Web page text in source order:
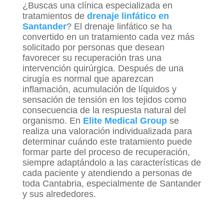
¿Buscas una clínica especializada en
tratamientos de drenaje linfático en
Santander? El drenaje linfático se ha
convertido en un tratamiento cada vez más
solicitado por personas que desean
favorecer su recuperación tras una
intervención quirúrgica. Después de una
cirugía es normal que aparezcan
inflamación, acumulación de líquidos y
sensación de tensión en los tejidos como
consecuencia de la respuesta natural del
organismo. En Elite Medical Groupse
realiza una valoración individualizada para
determinar cuándo este tratamiento puede
formar parte del proceso de recuperación,
siempre adaptándolo a las características de
cada paciente y atendiendo a personas de
toda Cantabria, especialmente de Santander
y sus alrededores.